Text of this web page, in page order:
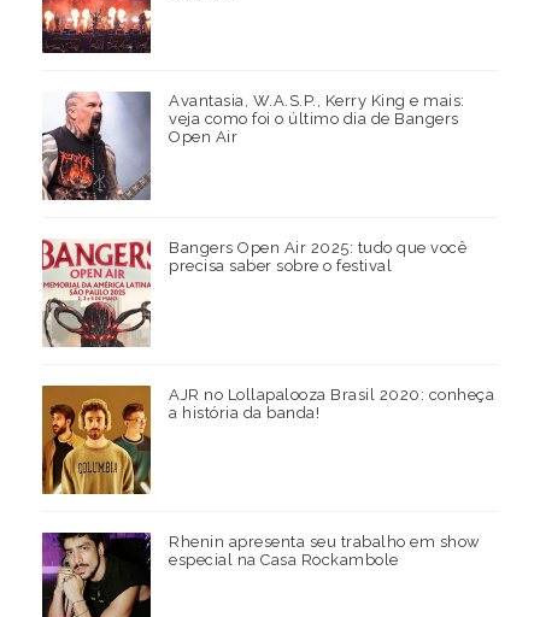
Avantasia, W.A.S.P., Kerry King e mais:
veja como foi o último dia de Bangers
Open Air
Bangers Open Air 2025: tudo que você
precisa saber sobre o festival
AJR no Lollapalooza Brasil 2020: conheça
a história da banda!
Rhenin apresenta seu trabalho em show
especial na Casa Rockambole